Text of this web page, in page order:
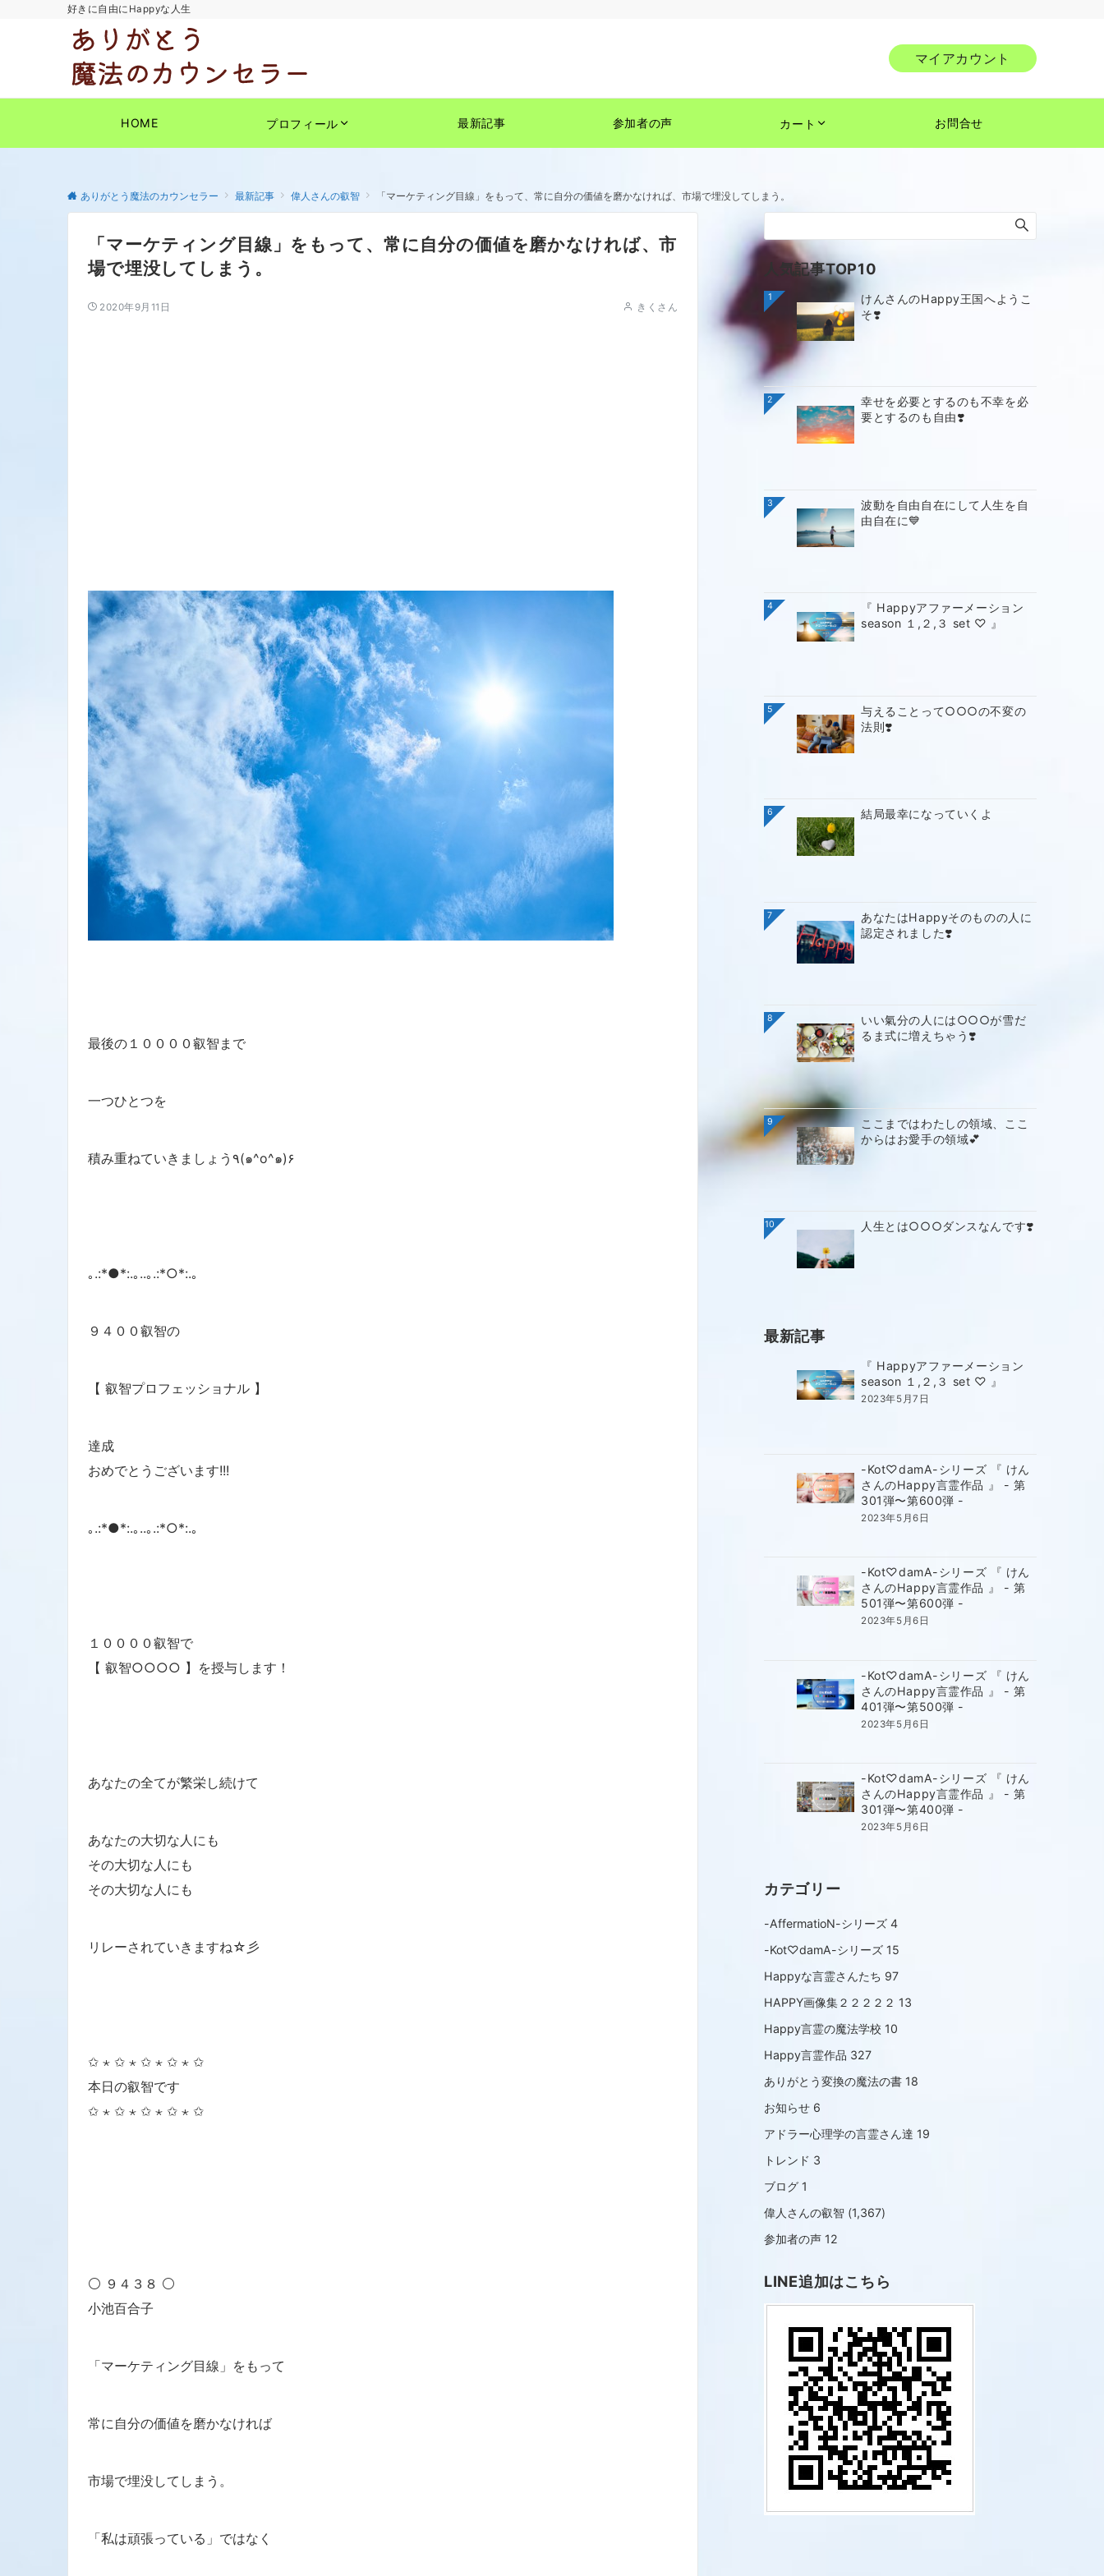
好きに自由にHappyな人生
マイアカウント
HOME プロフィール 最新記事 参加者の声 カート お問合せ
ありがとう魔法のカウンセラー 最新記事 偉人さんの叡智 「マーケティング目線」をもって、常に自分の価値を磨かなければ、市場で埋没してしまう。
「マーケティング目線」をもって、常に自分の価値を磨かなければ、市
場で埋没してしまう。
2020年9月11日 きくさん
最後の１００００叡智まで
一つひとつを
積み重ねていきましょう٩(๑^o^๑)۶
｡.:*●*:.｡..｡.:*○*:.｡
９４００叡智の
【 叡智プロフェッショナル 】
達成
おめでとうございます!!!
｡.:*●*:.｡..｡.:*○*:.｡
１００００叡智で
【 叡智○○○○ 】を授与します！
あなたの全てが繁栄し続けて
あなたの大切な人にも
その大切な人にも
その大切な人にも
リレーされていきますね☆彡
✩ ⋆ ✩ ⋆ ✩ ⋆ ✩ ⋆ ✩
本日の叡智です
✩ ⋆ ✩ ⋆ ✩ ⋆ ✩ ⋆ ✩
⚪ ９４３８ ⚪
小池百合子
「マーケティング目線」をもって
常に自分の価値を磨かなければ
市場で埋没してしまう。
「私は頑張っている」ではなく
人気記事TOP10
1
けんさんのHappy王国へようこ
そ❣️
2
幸せを必要とするのも不幸を必
要とするのも自由❣️
3
波動を自由自在にして人生を自
由自在に💙
4
『 Happyアファーメーション
season １,２,３ set ♡ 』
5
与えることって○○○の不変の
法則❣️
6 結局最幸になっていくよ
7
あなたはHappyそのものの人に
認定されました❣️
8
いい氣分の人には○○○が雪だ
るま式に増えちゃう❣️
9
ここまではわたしの領域、ここ
からはお愛手の領域💕
10 人生とは○○○ダンスなんです❣️
最新記事
『 Happyアファーメーション
season １,２,３ set ♡ 』
2023年5月7日
-Kot♡damA-シリーズ 『 けん
さんのHappy言霊作品 』 - 第
301弾〜第600弾 -
2023年5月6日
-Kot♡damA-シリーズ 『 けん
さんのHappy言霊作品 』 - 第
501弾〜第600弾 -
2023年5月6日
-Kot♡damA-シリーズ 『 けん
さんのHappy言霊作品 』 - 第
401弾〜第500弾 -
2023年5月6日
-Kot♡damA-シリーズ 『 けん
さんのHappy言霊作品 』 - 第
301弾〜第400弾 -
2023年5月6日
カテゴリー
-AffermatioN-シリーズ 4
-Kot♡damA-シリーズ 15
Happyな言霊さんたち 97
HAPPY画像集２２２２２ 13
Happy言霊の魔法学校 10
Happy言霊作品 327
ありがとう変換の魔法の書 18
お知らせ 6
アドラー心理学の言霊さん達 19
トレンド 3
ブログ 1
偉人さんの叡智 (1,367)
参加者の声 12
LINE追加はこちら